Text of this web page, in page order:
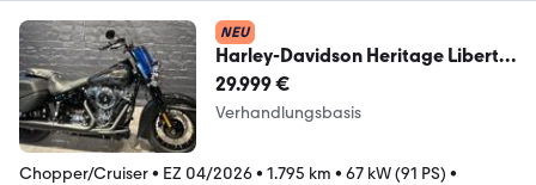
NEU
Harley-Davidson Heritage Liberty
Edition 250years USA 1.Hand TOP
29.999 €
Verhandlungsbasis
Chopper/Cruiser• EZ 04/2026• 1.795 km • 67 kW (91 PS) •